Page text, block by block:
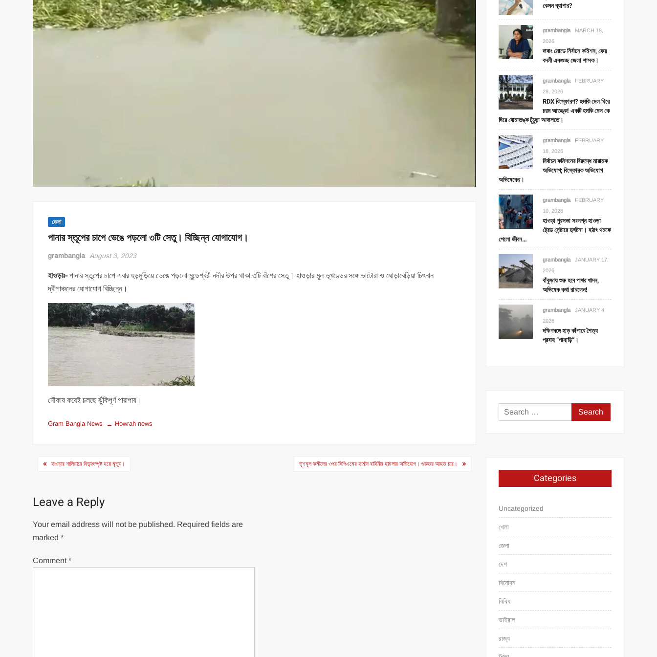
জেলা
পানার স্তূপের চাপে ভেঙে পড়লো ৩টি সেতু। বিচ্ছিন্ন যোগাযোগ।
grambangla August 3, 2023
হাওড়াঃ-পানার স্তুপের চাপে এবার হুড়মুড়িয়ে ভেঙে পড়লো মুন্ডেশ্বরী নদীর উপর থাকা ৩টি বাঁশের সেতু। হাওড়ার মূল ভূখণ্ডের সঙ্গে ভাটোরা ও ঘোড়াবেড়িয়া চিৎনান
দ্বীপাঞ্চলের যোগাযোগ বিচ্ছিন্ন।
নৌকায় করেই চলছে ঝুঁকিপূর্ণ পারাপার।
Gram Bangla News Howrah news
Post
হাওড়ার শালিমারে বিদ্যুৎস্পৃষ্ট হয়ে মৃত্যু। তৃণমূল কর্মীদের ওপর সিপিএমের হার্মাদ বাহিনীর হামলার অভিযোগ। গুরুতর আহত চার।
Leave a Reply
Your email address will not be published. Required fields are
marked*
Comment*
কেমন ব্যাপার?
grambangla
MARCH 18,
2026
দাবাং মোডে নির্বাচন কমিশন, ফের
বদলী একগুচ্ছ জেলা শাসক।
grambangla
FEBRUARY
28, 2026
RDX বিস্ফোরণ? হুমকি মেল ঘিরে
চরম আতঙ্ক! একটি হমকি মেল কে
ঘিরে বোমাতঙ্ক চুঁচুড়া আদালতে।
grambangla
FEBRUARY
18, 2026
নির্বাচন কমিশনের বিরুদ্ধে মারাত্মক
অভিযোগ; বিস্ফোরক অভিযোগ
অভিষেকের।
grambangla
FEBRUARY
10, 2026
হাওড়া পুরসভা সংলগ্ন হাওড়া
ট্রেড সেন্টারে দুর্ঘটনা। হঠাৎ থমকে
গেলো জীবন…
grambangla
JANUARY 17,
2026
বাঁকুড়ায় শুরু হবে পাথর খাদন,
অভিষেক কথা রাখলেন!
grambangla
JANUARY 4,
2026
দক্ষিণবঙ্গে হাড় কাঁপাবে শৈত্য
প্রবাহ “পাহাড়ি”।
Search
for:
Categories
Uncategorized
খেলা
জেলা
দেশ
বিনোদন
বিবিধ
ভাইরাল
রাজ্য